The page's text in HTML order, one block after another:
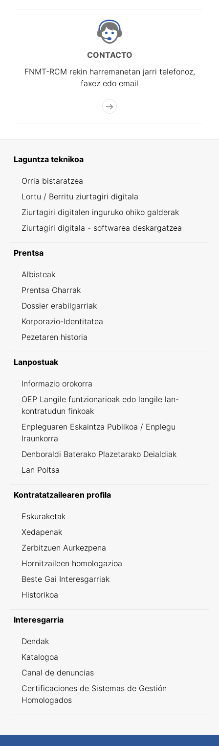
CONTACTO
FNMT-RCM rekin harremanetan jarri telefonoz,
faxez edo email
Laguntza teknikoa
Orria bistaratzea
Lortu / Berritu ziurtagiri digitala
Ziurtagiri digitalen inguruko ohiko galderak
Ziurtagiri digitala - softwarea deskargatzea
Prentsa
Albisteak
Prentsa Oharrak
Dossier erabilgarriak
Korporazio-Identitatea
Pezetaren historia
Lanpostuak
Informazio orokorra
OEP Langile funtzionarioak edo langile lan-
kontratudun finkoak
Enpleguaren Eskaintza Publikoa / Enplegu
Iraunkorra
Denboraldi Baterako Plazetarako Deialdiak
Lan Poltsa
Kontratatzailearen profila
Eskuraketak
Xedapenak
Zerbitzuen Aurkezpena
Hornitzaileen homologazioa
Beste Gai Interesgarriak
Historikoa
Interesgarria
Dendak
Katalogoa
Canal de denuncias
Certificaciones de Sistemas de Gestión
Homologados